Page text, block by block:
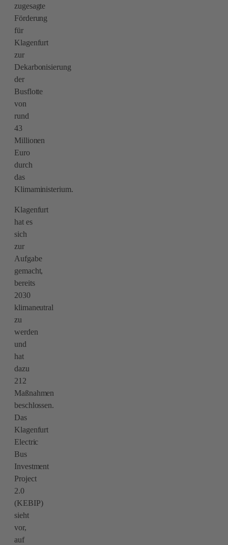
zugesagte
Förderung
für
Klagenfurt
zur
Dekarbonisierung
der
Busflotte
von
rund
43
Millionen
Euro
durch
das
Klimaministerium.
Klagenfurt
hat es
sich
zur
Aufgabe
gemacht,
bereits
2030
klimaneutral
zu
werden
und
hat
dazu
212
Maßnahmen
beschlossen.
Das
Klagenfurt
Electric
Bus
Investment
Project
2.0
(KEBIP)
sieht
vor,
auf